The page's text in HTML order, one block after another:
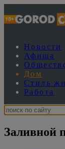
Новости
Афиша
Дом
Стиль
Работа
Заливной